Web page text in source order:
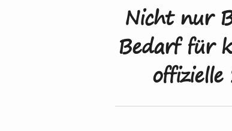
Nicht nur
Bedarf für